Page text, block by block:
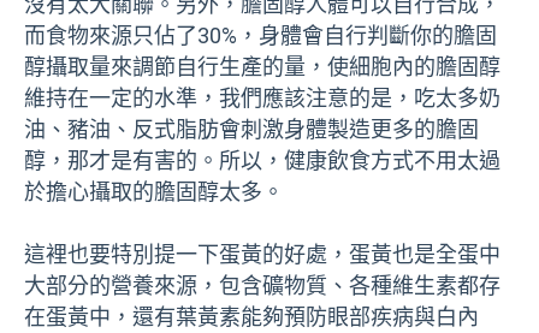
而食物來源只佔了30%，身體會自行判斷你的膽固
醇攝取量來調節自行生產的量，使細胞內的膽固醇
維持在一定的水準，我們應該注意的是，吃太多奶
油、豬油、反式脂肪會刺激身體製造更多的膽固
醇，那才是有害的。所以，健康飲食方式不用太過
於擔心攝取的膽固醇太多。
這裡也要特別提一下蛋黃的好處，蛋黃也是全蛋中
大部分的營養來源，包含礦物質、各種維生素都存
在蛋黃中，還有葉黃素能夠預防眼部疾病與白內